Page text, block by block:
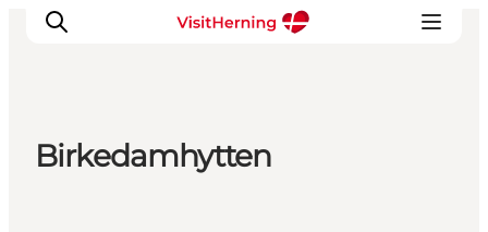
Birkedamhytten